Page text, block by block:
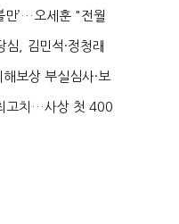
만’…오세훈 "전월
, 김민석·정청래
보상 부실심사·보
고치…사상 첫 400